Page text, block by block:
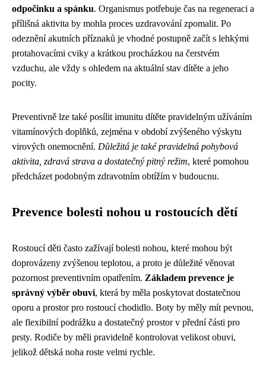
odpočinku a spánku. Organismus potřebuje čas na regeneraci a
přílišná aktivita by mohla proces uzdravování zpomalit. Po
odeznění akutních příznaků je vhodné postupně začít s lehkými
protahovacími cviky a krátkou procházkou na čerstvém
vzduchu, ale vždy s ohledem na aktuální stav dítěte a jeho
pocity.
Preventivně lze také posílit imunitu dítěte pravidelným užíváním
vitamínových doplňků, zejména v období zvýšeného výskytu
virových onemocnění. Důležitá je také pravidelná pohybová
aktivita, zdravá strava a dostatečný pitný režim, které pomohou
předcházet podobným zdravotním obtížím v budoucnu.
Prevence bolesti nohou u rostoucích dětí
Rostoucí děti často zažívají bolesti nohou, které mohou být
doprovázeny zvýšenou teplotou, a proto je důležité věnovat
pozornost preventivním opatřením. Základem prevence je
správný výběr obuvi, která by měla poskytovat dostatečnou
oporu a prostor pro rostoucí chodidlo. Boty by měly mít pevnou,
ale flexibilní podrážku a dostatečný prostor v přední části pro
prsty. Rodiče by měli pravidelně kontrolovat velikost obuvi,
jelikož dětská noha roste velmi rychle.